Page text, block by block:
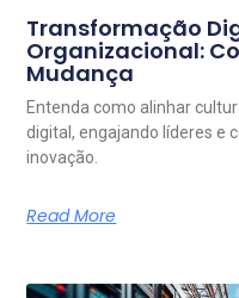
Transformação
Organizacional:
Mudança
Entenda como alinhar
digital, engajando líderes e
inovação.
Read More